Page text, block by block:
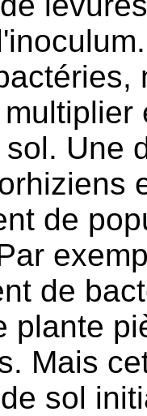
Une
de
de
plante
Mais
sol